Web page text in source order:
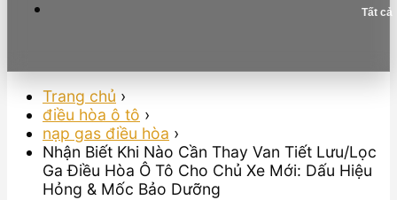
Tất cả
Trang chủ ›
điều hòa ô tô ›
nạp gas điều hòa ›
Nhận Biết Khi Nào Cần Thay Van Tiết Lưu/Lọc
Ga Điều Hòa Ô Tô Cho Chủ Xe Mới: Dấu Hiệu
Hỏng & Mốc Bảo Dưỡng